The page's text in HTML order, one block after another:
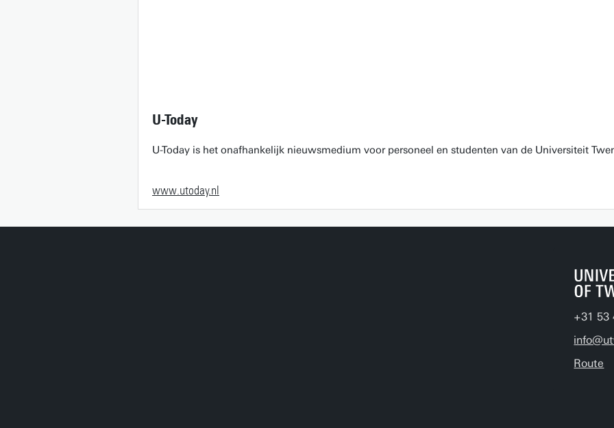
U-Today
U-Today is het onafhankelijk nieuwsmedium voor personeel en studenten van de Universiteit
www.utoday.nl
+31 53
Route